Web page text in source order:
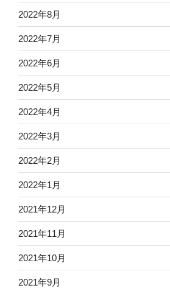
2022年8月
2022年7月
2022年6月
2022年5月
2022年4月
2022年3月
2022年2月
2022年1月
2021年12月
2021年11月
2021年10月
2021年9月